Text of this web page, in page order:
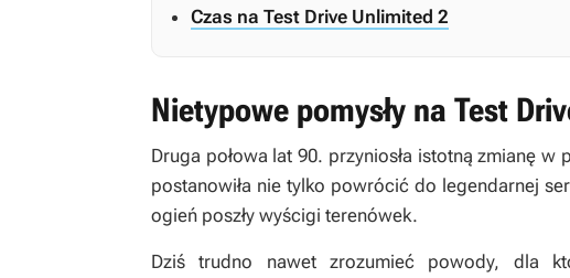
Czas na Test Drive Unlimited 2
Nietypowe pomysły na Test
Druga połowa lat 90. przyniosła istotną zmianę w
postanowiła nie tylko powrócić do legendarnej
ogień poszły wyścigi terenówek.
Dziś trudno nawet zrozumieć powody, dla